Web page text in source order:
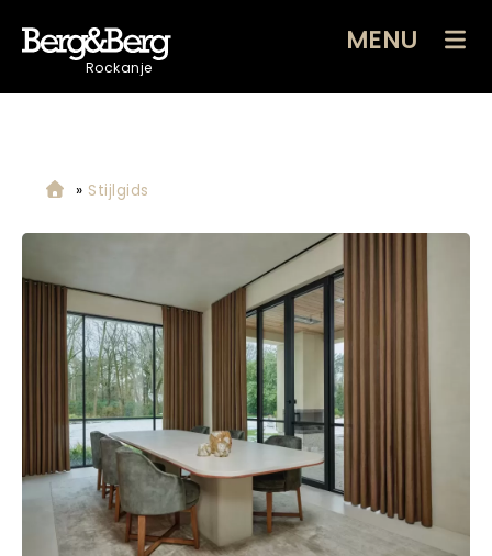
Rockanje
MENU
» Stijlgids